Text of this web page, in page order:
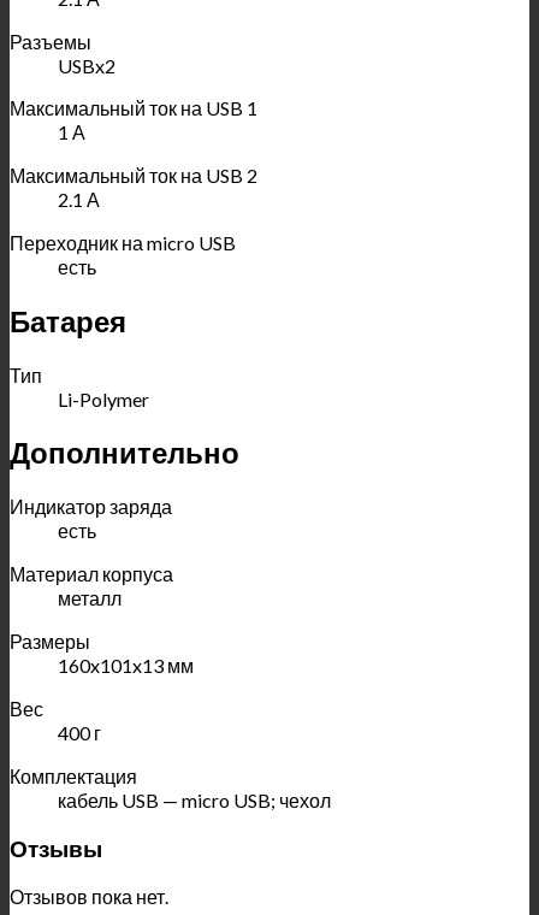
Разъемы
USBx2
Максимальный ток на USB 1
1 А
Максимальный ток на USB 2
2.1 А
Переходник на micro USB
есть
Батарея
Тип
Li-Polymer
Дополнительно
Индикатор заряда
есть
Материал корпуса
металл
Размеры
160x101x13 мм
Вес
400 г
Комплектация
кабель USB — micro USB; чехол
Отзывы
Отзывов пока нет.